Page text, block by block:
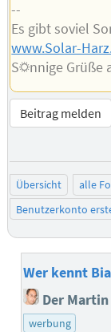
--
Es gibt soviel
www.Solar-
S☼nnige Grüße
Beitrag melden
Übersicht alle
Benutzerkonto
Wer kennt
Der Martin
werbung